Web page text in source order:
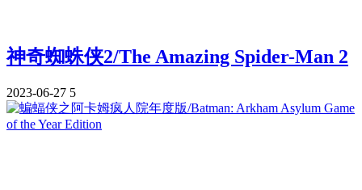
神奇蜘蛛侠2/The Amazing Spider-Man 2
2023-06-27 5